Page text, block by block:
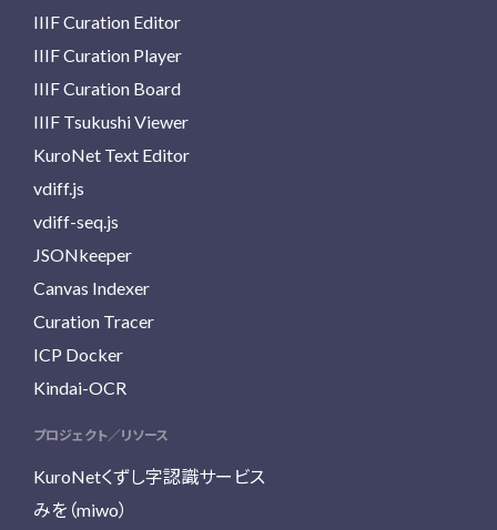
IIIF Curation Editor
IIIF Curation Player
IIIF Curation Board
IIIF Tsukushi Viewer
KuroNet Text Editor
vdiff.js
vdiff-seq.js
JSONkeeper
Canvas Indexer
Curation Tracer
ICP Docker
Kindai-OCR
プロジェクト／リソース
KuroNetくずし字認識サービス
みを（miwo）